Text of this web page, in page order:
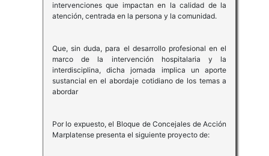
intervenciones que impactan en la calidad de la
atención, centrada en la persona y la comunidad.
Que, sin duda, para el desarrollo profesional en el
marco de la intervención hospitalaria y la
interdisciplina, dicha jornada implica un aporte
sustancial en el abordaje cotidiano de los temas a
abordar
Por lo expuesto, el Bloque de Concejales de Acción
Marplatense presenta el siguiente proyecto de: